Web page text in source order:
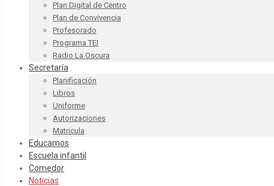
Plan Digital de Centro
Plan de Convivencia
Profesorado
Programa TEI
Radio La Oscura
Secretaría
Planificación
Libros
Uniforme
Autorizaciones
Matricula
Educamos
Escuela infantil
Comedor
Noticias